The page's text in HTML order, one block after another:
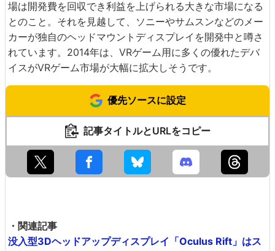
場は開発費を回収でき利益を上げられる大きな市場になる
とのこと。それを見越して、ソニーやサムスンなどのメー
カーが独自のヘッドマウントディスプレイを開発中と噂さ
れています。2014年は、VRゲーム用に多くの優れたデバ
イスがVRゲーム市場が大幅に拡大しそうです。
優先ソースに設定
記事タイトルとURLをコピー
・関連記事
没入型3Dヘッドアップディスプレイ「Oculus Rift」はス